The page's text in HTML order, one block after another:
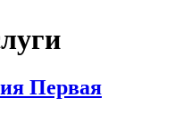
Первая